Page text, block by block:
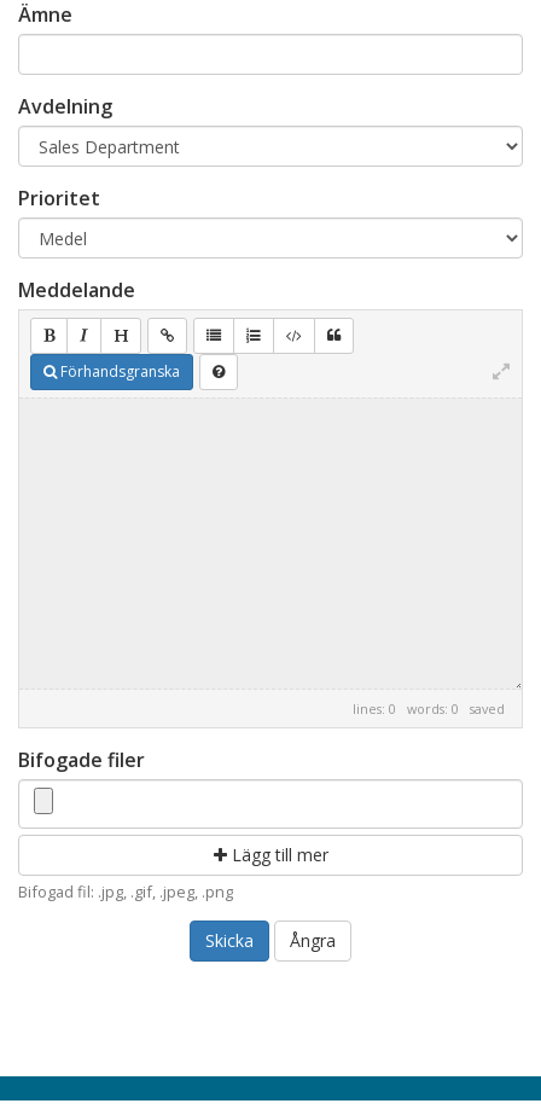
Ämne
Avdelning
Prioritet
Meddelande
Förhandsgranska
lines: 0 words: 0 saved
Bifogade filer
Lägg till mer
Bifogad fil: .jpg, .gif, .jpeg, .png
Ångra